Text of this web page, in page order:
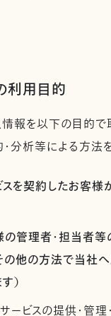
利用目的
情報を以下の目的で
分析等による方法を
を契約したお客様
管理者・担当者等
の他の方法で当社
）
ービスの提供・管